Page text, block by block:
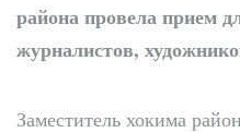
района провела прием
журналистов,
Заместитель хокима